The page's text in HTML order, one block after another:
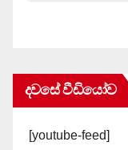
දවසේ වීඩියෝව
[youtube-feed]